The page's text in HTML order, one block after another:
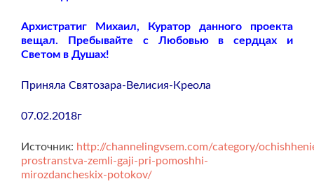
Архистратиг Михаил, Куратор данного проекта
вещал. Пребывайте с Любовью в сердцах и
Светом в Душах!
Приняла Святозара-Велисия-Креола
07.02.2018г
Источник: http://channelingvsem.com/category/
prostranstva-zemli-gaji-pri-pomoshhi-
mirozdancheskix-potokov/